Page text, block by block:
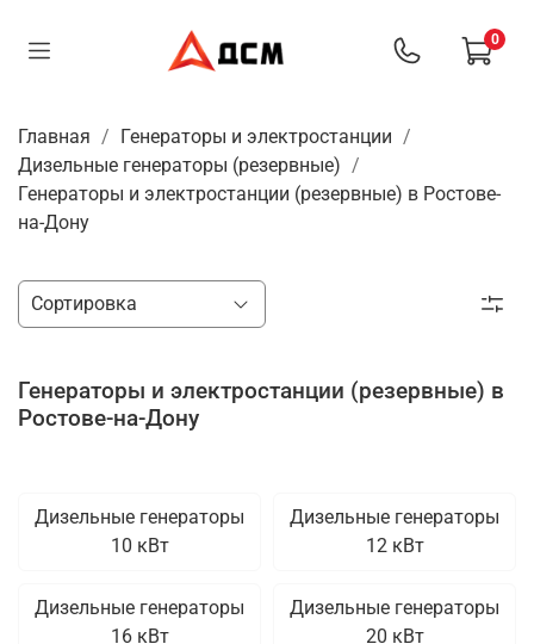
0
Главная
Генераторы и электростанции
Дизельные генераторы (резервные)
Генераторы и электростанции (резервные) в Ростове-
на-Дону
Генераторы и электростанции (резервные) в
Ростове-на-Дону
Дизельные генераторы
10 кВт
Дизельные генераторы
12 кВт
Дизельные генераторы
16 кВт
Дизельные генераторы
20 кВт